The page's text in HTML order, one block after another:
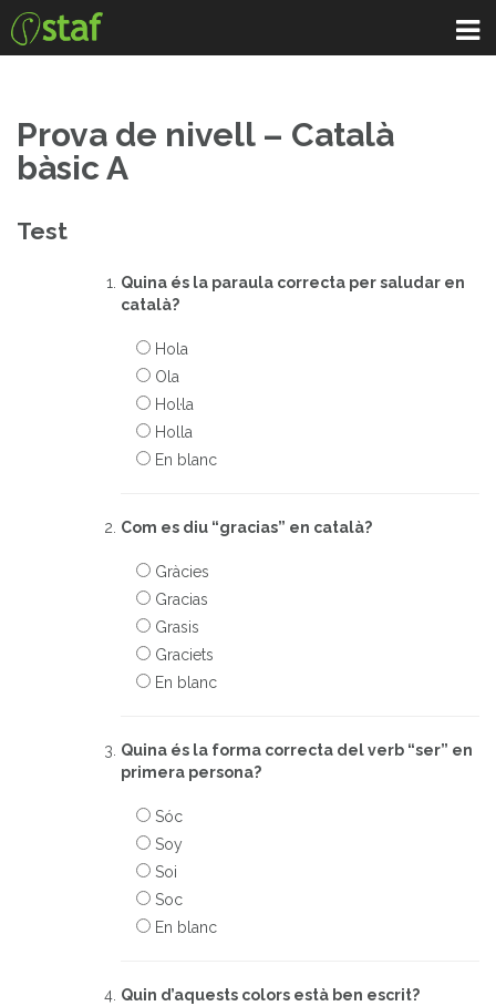
Saltar
al
Matriculación
Prova de nivell – Català
bàsic A
Test
Quina és la paraula correcta per saludar en
català?
Hola
Ola
Hol·la
Holla
En blanc
Com es diu “gracias” en català?
Gràcies
Gracias
Grasis
Graciets
En blanc
Quina és la forma correcta del verb “ser” en
primera persona?
Sóc
Soy
Soi
Soc
En blanc
Quin d’aquests colors està ben escrit?